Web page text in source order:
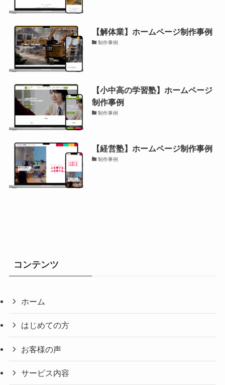
【解体業】ホームページ制作事例
制作事例
【小中高の学習塾】ホームページ
制作事例
制作事例
【経営塾】ホームページ制作事例
制作事例
コンテンツ
ホーム
はじめての方
お客様の声
サービス内容